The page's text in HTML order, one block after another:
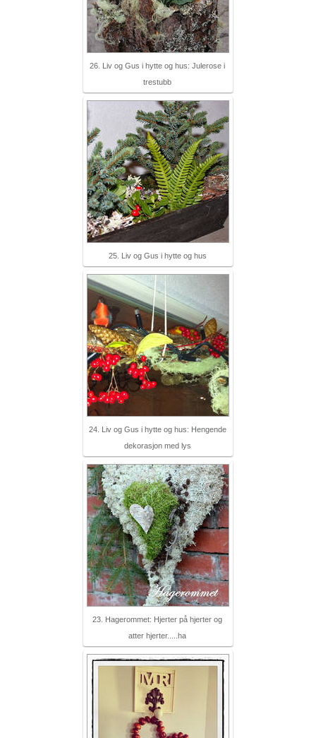
26. Liv og Gus i hytte og hus: Julerose i
trestubb
25. Liv og Gus i hytte og hus
24. Liv og Gus i hytte og hus: Hengende
dekorasjon med lys
23. Hagerommet: Hjerter på hjerter og
atter hjerter.....ha